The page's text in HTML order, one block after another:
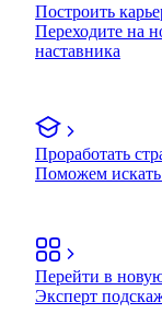
Построить
Переходите на
наставника
Проработать
Поможем искать
Перейти в
Эксперт